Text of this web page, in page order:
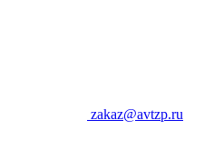
zakaz@avtzp.ru